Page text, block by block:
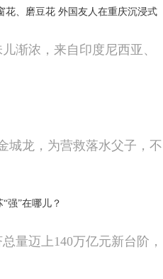
花、磨豆花 外国友人在重庆沉浸式
渐浓，来自印度尼西亚、
城龙，为营救落水父子，不
强”在哪儿？
量迈上140万亿元新台阶，